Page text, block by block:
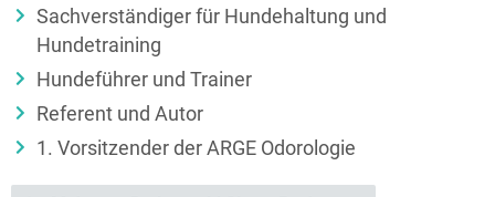
Sachverständiger für Hundehaltung und
Hundetraining
Hundeführer und Trainer
Referent und Autor
1. Vorsitzender der ARGE Odorologie